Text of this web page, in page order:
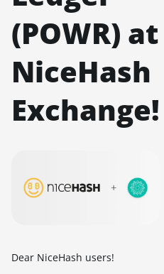
(POWR) at
NiceHash
Exchange!
Dear NiceHash users!